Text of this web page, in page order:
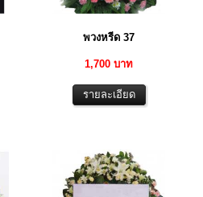
พวงหรีด 37
1,700 บาท